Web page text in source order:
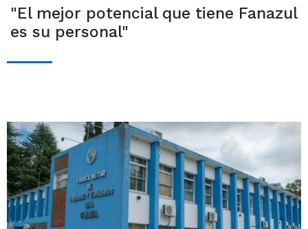
"El mejor potencial que tiene Fanazul
es su personal"